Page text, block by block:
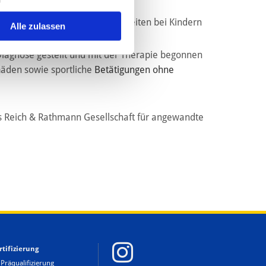
Alle zulassen
den Ursachen gehören
orthopädische Krankheiten bei Kindern
und Gelenken.
gestellt und mit der Therapie begonnen
sowie sportliche Betätigungen ohne
& Rathmann Gesellschaft für angewandte
Präqualifizierung